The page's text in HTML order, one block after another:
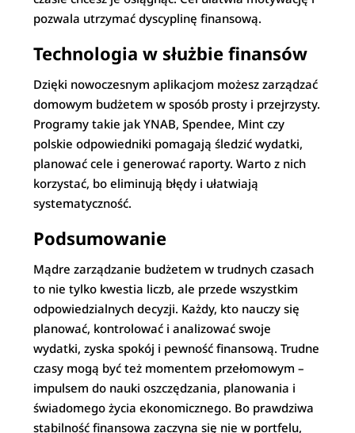
pozwala utrzymać dyscyplinę finansową.
Technologia w służbie finansów
Dzięki nowoczesnym aplikacjom możesz zarządzać
domowym budżetem w sposób prosty i przejrzysty.
Programy takie jak YNAB, Spendee, Mint czy
polskie odpowiedniki pomagają śledzić wydatki,
planować cele i generować raporty. Warto z nich
korzystać, bo eliminują błędy i ułatwiają
systematyczność.
Podsumowanie
Mądre zarządzanie budżetem w trudnych czasach
to nie tylko kwestia liczb, ale przede wszystkim
odpowiedzialnych decyzji. Każdy, kto nauczy się
planować, kontrolować i analizować swoje
wydatki, zyska spokój i pewność finansową. Trudne
czasy mogą być też momentem przełomowym –
impulsem do nauki oszczędzania, planowania i
świadomego życia ekonomicznego. Bo prawdziwa
stabilność finansowa zaczyna się nie w portfelu,